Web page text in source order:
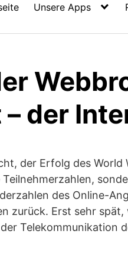
Unsere Apps
der
der Erfolg des World
des Online-
zurück. Erst sehr
Telekommunikation